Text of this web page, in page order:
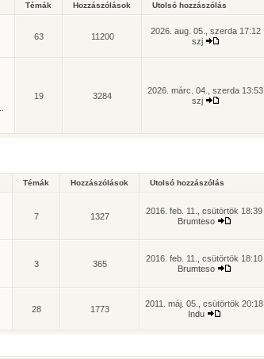
Témák Hozzászólások Utolsó hozzászólás
63 11200
2026. aug. 05., szerda 17:12
szj
19 3284
2026. márc. 04., szerda 13:53
szj
Témák Hozzászólások Utolsó hozzászólás
7 1327
2016. feb. 11., csütörtök 18:39
Brumteso
3 365
2016. feb. 11., csütörtök 18:10
Brumteso
28 1773
2011. máj. 05., csütörtök 20:18
Indu